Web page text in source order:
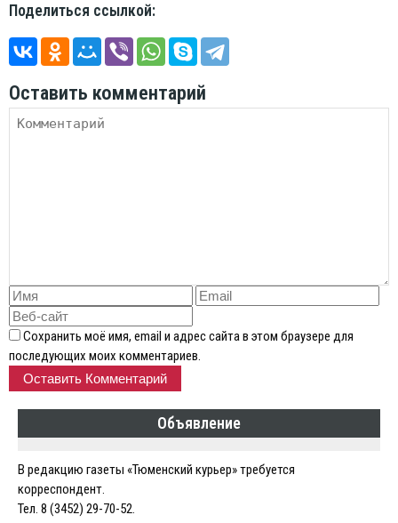
Поделиться ссылкой:
Оставить комментарий
Сохранить моё имя, email и адрес сайта в этом браузере для
последующих моих комментариев.
Объявление
В редакцию газеты «Тюменский курьер» требуется
корреспондент.
Тел. 8 (3452) 29-70-52.